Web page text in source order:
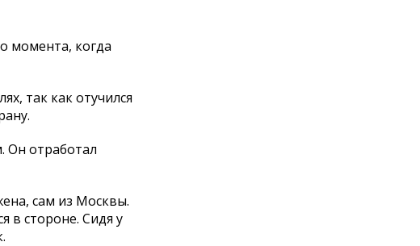
момента, когда
так как отучился
Он отработал
сам из Москвы.
в стороне. Сидя у